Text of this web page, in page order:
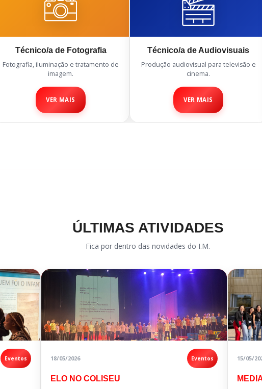
Técnico/a de Fotografia
Fotografia, iluminação e tratamento de
imagem.
VER MAIS
Técnico/a de Audiovisuais
Produção audiovisual para televisão e
cinema.
VER MAIS
ÚLTIMAS ATIVIDADES
Fica por dentro das novidades do I.M.
Eventos 18/05/2026 Eventos
ELO NO COLISEU
15/05/